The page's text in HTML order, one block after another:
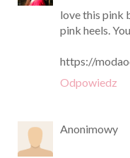
love this pink
pink heels.
https://
Odpowiedz
Anonimowy